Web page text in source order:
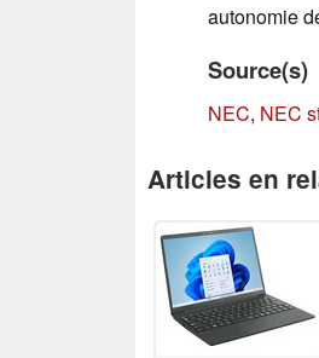
autonomie
Source(s)
NEC, NEC
Articles en